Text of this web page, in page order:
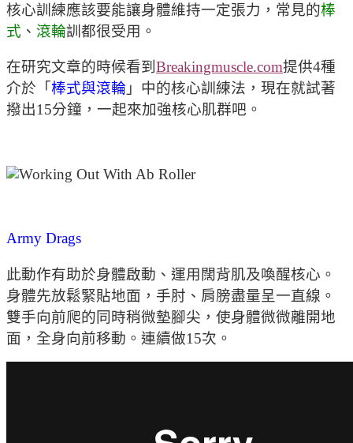
核心訓練應該要能讓身體維持一定張力，常見的棒
式 、 滾輪訓都很受用。
在研究文章的時候看到 Breakingmuscle.com提供4種
介於「 棒式與滾輪 」中的核心訓練法，現在就試著
撥出15分鐘，一起來加強核心肌群吧。
Army Drags
此動作有助於身體啟動、運用闊背肌及喚醒核心。
身體先放鬆緊貼地面，手肘、肩膀盡量呈一直線。
雙手向前爬的同時稍微墊腳尖，使身體微微離開地
面，全身向前移動。連續做15次。